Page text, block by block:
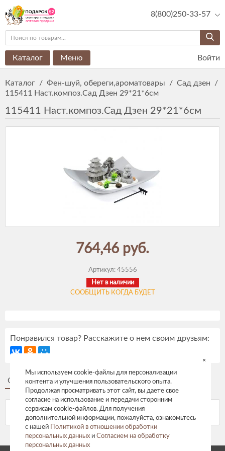
8(800)250-33-57
Каталог Меню Войти
Каталог / Фен-шуй, обереги,ароматовары / Сад дзен
/
115411 Наст.композ.Сад Дзен 29*21*6см
115411 Наст.композ.Сад Дзен 29*21*6см
764,46 руб.
Артикул: 45556
Нет в наличии
СООБЩИТЬ КОГДА БУДЕТ
Понравился товар? Расскажите о нем своим друзьям:
Описание Отзывы
Мы используем cookie-файлы для персонализации
контента и улучшения пользовательского опыта.
Продолжая просматривать этот сайт, вы даете свое
согласие на использование и передачи сторонним
сервисам cookie-файлов. Для получения
дополнительной информации, пожалуйста, ознакомьтесь
с нашей
Политикой в отношении обработки
персональных данных и Согласием на обработку
персональных данных
×